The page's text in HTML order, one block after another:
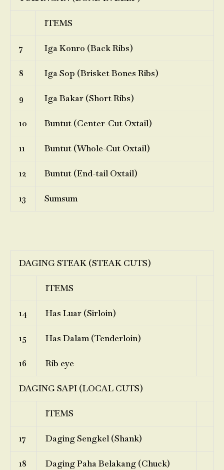
ITEMS
7 Iga Konro (Back Ribs)
8 Iga Sop (Brisket Bones Ribs)
9 Iga Bakar (Short Ribs)
10 Buntut (Center-Cut Oxtail)
11 Buntut (Whole-Cut Oxtail)
12 Buntut (End-tail Oxtail)
13 Sumsum
DAGING STEAK (STEAK CUTS)
ITEMS
14 Has Luar (Sirloin)
15 Has Dalam (Tenderloin)
16 Rib eye
DAGING SAPI (LOCAL CUTS)
ITEMS
17 Daging Sengkel (Shank)
18 Daging Paha Belakang (Chuck)